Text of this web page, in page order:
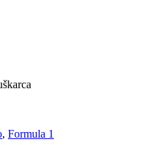
, Formula 1